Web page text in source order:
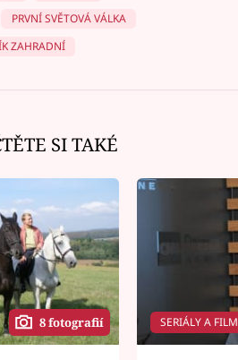
PRVNÍ SVĚTOVÁ VÁLKA
ZAHRADNÍ
SI TAKÉ
8 fotografií SERIÁLY A